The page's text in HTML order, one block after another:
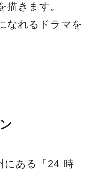
描きます。
なれるドラマを
にある「24 時